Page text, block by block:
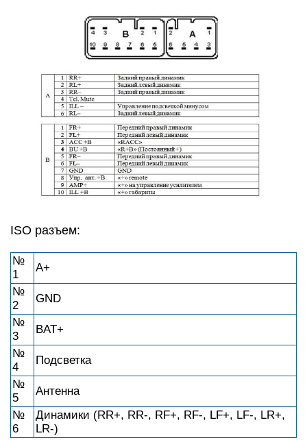
ISO разъем:
№
1
А+
№
2
GND
№
3
BAT+
№
4
Подсветка
№
5
Антенна
№
6
Динамики (RR+, RR-, RF+, RF-, LF+, LF-, LR+,
LR-)